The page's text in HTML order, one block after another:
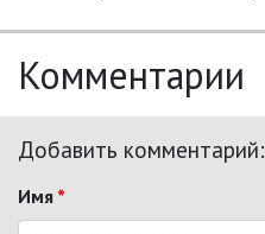
Комментарии
Добавить комментарий:
Имя *